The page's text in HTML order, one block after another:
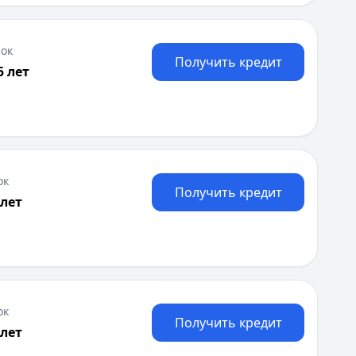
Севастополь
Сочи
Сургут
Т
Томск
Тула
Тюмень
У
Ульяновск
Хабаровск
Чебоксары
Челябинск
Чита
лет
регистрации ИП, Финансовая
лет
Получить кредит
Получить кредит
Получить кредит